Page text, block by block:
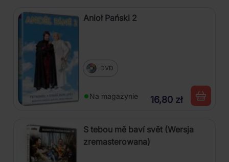
Anioł Pański 2
DVD
Na magazynie 16,80 zł
S tebou mě baví svět (Wersja
zremasterowana)